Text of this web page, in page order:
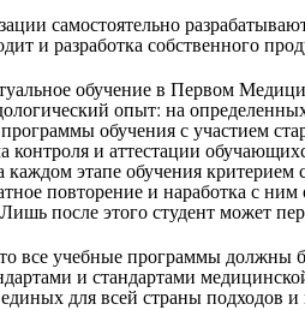
самостоятельно
и разработка собственного
обучение в Первом
опыт: на
обучения с участием
контроля и аттестации
этапе обучения критерием
повторение и наработка с ним
после этого студент может
все учебные программы должны
и стандартами
для всей страны подходов